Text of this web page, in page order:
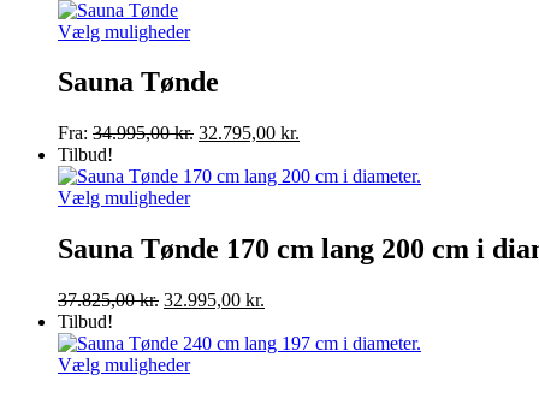
Vælg mulighederDette
har
flere
Mulighederne
vælges
på
Sauna Tønde
Fra: 34.995,00kr. 32.795,00 kr.
Tilbud!
Vælg muligheder
Sauna Tønde 170 cm lang 200 cm i
37.825,00kr. Den
pris
var:
32.995,00 kr.
pris
Tilbud!
Vælg muligheder